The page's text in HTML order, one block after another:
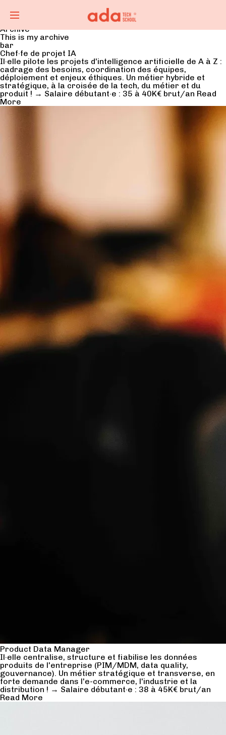
Archive
This is my archive
bar
Chef·fe de projet IA
Il·elle pilote les projets d'intelligence artificielle de A à Z :
cadrage des besoins, coordination des équipes,
déploiement et enjeux éthiques. Un métier hybride et
stratégique, à la croisée de la tech, du métier et du
produit ! → Salaire débutant·e : 35 à 40K€ brut/an Read
More
Product Data Manager
Il·elle centralise, structure et fiabilise les données
produits de l'entreprise (PIM/MDM, data quality,
gouvernance). Un métier stratégique et transverse, en
forte demande dans l'e-commerce, l'industrie et la
distribution ! → Salaire débutant·e : 38 à 45K€ brut/an
Read More